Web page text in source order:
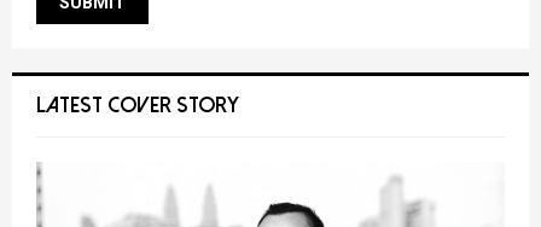
LATEST COVER STORY